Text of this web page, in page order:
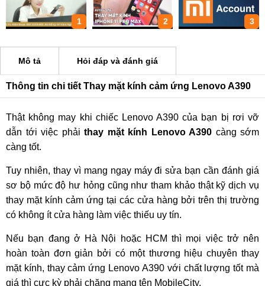
1 2 3
Mô tả Hỏi đáp và đánh giá
Thông tin chi tiết Thay mặt kính cảm ứng Lenovo A390
Thật không may khi chiếc Lenovo A390 của bạn bị rơi vỡ
dẫn tới việc phải thay mặt kính Lenovo A390 càng sớm
càng tốt.
Tuy nhiên, thay vì mang ngay máy đi sửa bạn cần đánh giá
sơ bộ mức độ hư hỏng cũng như tham khảo thật kỹ dịch vụ
thay mặt kính cảm ứng tại các cửa hàng bởi trên thị trường
có không ít cửa hàng làm việc thiếu uy tín.
Nếu bạn đang ở Hà Nội hoặc HCM thì mọi việc trở nên
hoàn toàn đơn giản bởi có một thương hiệu chuyên thay
mặt kính, thay cảm ứng Lenovo A390 với chất lượng tốt mà
giá thì cực kỳ phải chăng mang tên MobileCity.